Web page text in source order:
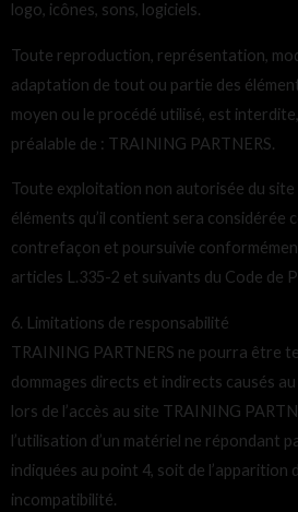
logo, icônes, sons, logiciels.
Toute reproduction, représentation,
adaptation de tout ou partie des
moyen ou le procédé utilisé, est
préalable de : TRAINING PARTNERS.
Toute exploitation non autorisée du site
éléments qu’il contient sera considérée
contrefaçon et poursuivie
articles L.335-2 et suivants du Code de
6. Limitations de responsabilité
TRAINING PARTNERS ne pourra être
dommages directs et indirects causés
lors de l’accès au site TRAINING
l’utilisation d’un matériel ne répondant
indiquées au point 4, soit de l’apparition
incompatibilité.